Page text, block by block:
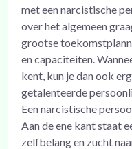
met een narcistische
over het algemeen
grootse
en capaciteiten.
kent, kun je dan ook
getalenteerde
Een narcistische
Aan de ene kant staat
zelfbelang en zucht